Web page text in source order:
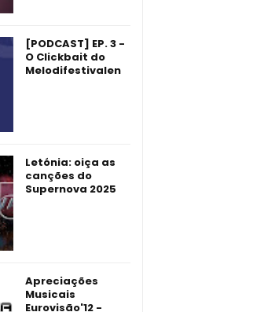
[PODCAST] EP. 3 -
O Clickbait do
Melodifestivalen
Letónia: oiça as
canções do
Supernova 2025
Apreciações
Musicais
Eurovisão'12 -